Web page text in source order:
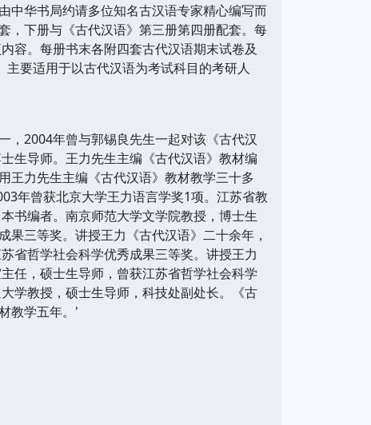
华书局约请多位知名古汉语专家精心编写而
，下册与《古代汉语》第三册第四册配套。每
容。每册书末各附四套古代汉语期末试卷及
要适用于以古代汉语为考试科目的考研人
，2004年曾与郭锡良先生一起对该《古代汉
生导师。王力先生主编《古代汉语》教材编
王力先生主编《古代汉语》教材教学三十多
年曾获北京大学王力语言学奖1项。江苏省教
书编者。南京师范大学文学院教授，博士生
三等奖。讲授王力《古代汉语》二十余年，
省哲学社会科学优秀成果三等奖。讲授王力
任，硕士生导师，曾获江苏省哲学社会科学
学教授，硕士生导师，科技处副处长。《古
教学五年。'